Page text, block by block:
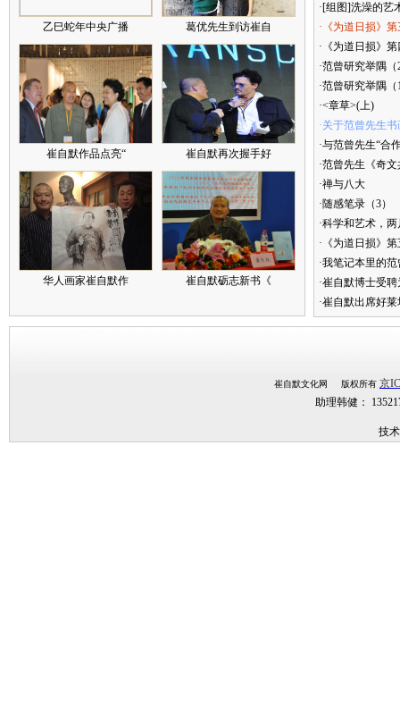
乙巳蛇年中央广播 葛优先生到访崔自
崔自默作品点亮“ 崔自默再次握手好
华人画家崔自默作 崔自默砺志新书《
·[组图]洗澡的艺
·《为道日损》
·《为道日损》
·范曾研究举隅（
·范曾研究举隅（
·<章草>(上)
·关于范曾先生
·与范曾先生“合
·范曾先生《奇
·禅与八大
·随感笔录（3）
·科学和艺术，
·《为道日损》
·我笔记本里的
·崔自默博士受
·崔自默出席好
崔自默文化网 版权所有 京
助理韩健：
技